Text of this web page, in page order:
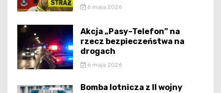
6 maja 2026
Akcja „Pasy–Telefon” na
rzecz bezpieczeństwa na
drogach
6 maja 2026
Bomba lotnicza z II wojny